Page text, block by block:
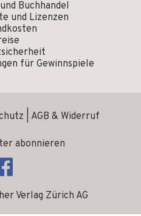
Buchhandel
und Lizenzen
für Gewinnspiele
Verlag Zürich AG
AGB & Widerruf
abonnieren